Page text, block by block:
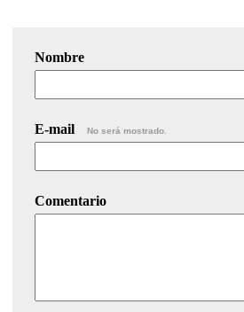
Nombre
E-mail No será mostrado.
Comentario